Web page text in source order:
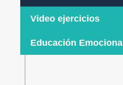
Video ejercicios
Educación Emocional